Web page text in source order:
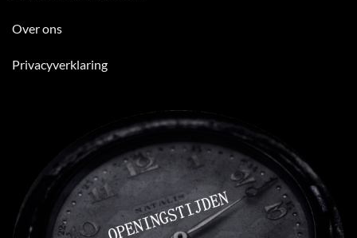
Over ons
Privacyverklaring